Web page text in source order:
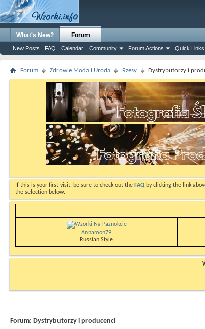
What's New? Forum
New Posts FAQ Calendar Community Forum Actions Quick Links
Forum Zdrowie Moda i Uroda Rzęsy Dystrybutorzy i
If this is your first visit, be sure to check out the FAQ by clicking the link
the selection below.
Annamon79
Russian Style
Forum: Dystrybutorzy i producenci